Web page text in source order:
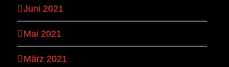
Juni 2021
Mai 2021
März 2021